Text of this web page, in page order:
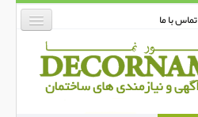
تماس با ما